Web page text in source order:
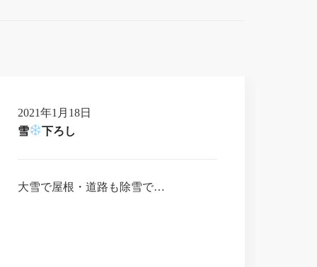
2021年1月18日
雪
下ろし
大雪で屋根・道路も除雪で…